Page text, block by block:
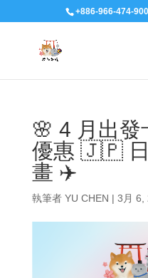
+886-966-474-900
🌸 4 月出發
優惠 🇯🇵 日
畫 ✈️
執筆者 YU CHEN | 3月 6,